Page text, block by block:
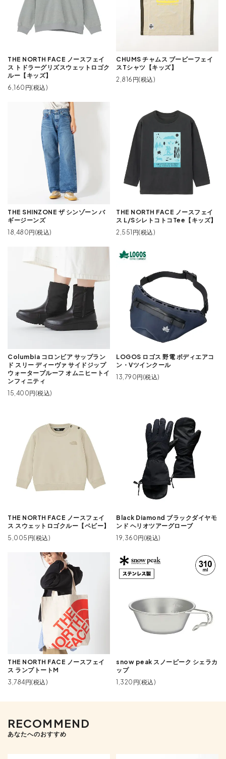
THE NORTH FACE ノースフェイ
ス トドラーグリズスウェットロゴク
ルー【キッズ】
6,160円(税込)
CHUMS チャムス ブービーフェイ
スTシャツ【キッズ】
2,816円(税込)
THE SHINZONE ザ シンゾーン バ
ギージーンズ
18,480円(税込)
THE NORTH FACE ノースフェイ
ス L/SシレトコトコTee【キッズ】
2,551円(税込)
Columbia コロンビア サップラン
ド スリー ディーヴァ サイドジップ
ウォータープルーフ オムニヒートイ
ンフィニティ
15,400円(税込)
LOGOS ロゴス 野電 ボディエアコ
ン・Vツインクール
13,790円(税込)
THE NORTH FACE ノースフェイ
ス スウェットロゴクルー【ベビー】
5,005円(税込)
Black Diamond ブラックダイヤモ
ンド ヘリオツアーグローブ
19,360円(税込)
THE NORTH FACE ノースフェイ
ス ランプトートM
3,784円(税込)
snow peak スノーピーク シェラカ
ップ
1,320円(税込)
RECOMMEND
あなたへのおすすめ